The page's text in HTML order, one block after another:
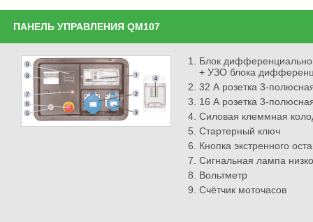
ПАНЕЛЬ УПРАВЛЕНИЯ QM107
Блок
+ УЗО блока
32 А розетка 3-
16 А розетка 3-
Силовая клеммная
Стартерный ключ
Кнопка экстренного
Сигнальная лампа
Вольтметр
Счётчик моточасов